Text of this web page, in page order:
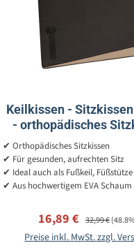
Keilkissen -
- orthopädisches
Fußkeil -
✔ Orthopädisches Sitzkissen
✔ Für gesunden, aufrechten Sitz
✔ Ideal auch als Fußkeil, Füßstütze
✔ Aus hochwertigem EVA Schaum
Verkaufspreis:
16,89 € Regulärer Preis:
32,99 €
Preise inkl. MwSt. zzgl.